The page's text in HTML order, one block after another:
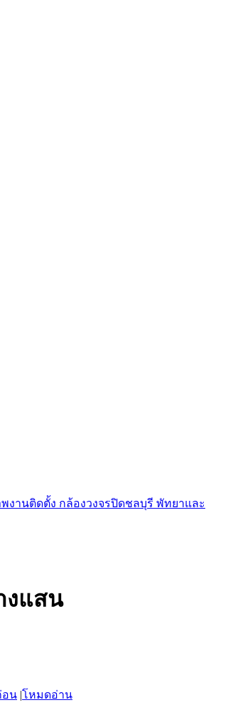
งานติดตั้ง กล้องวงจรปิดชลบุรี พัทยาและ
งแสน
อน |โหมดอ่าน